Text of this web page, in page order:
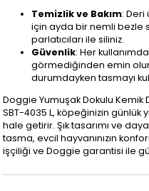
Temizlik ve Bakım: Deri
için ayda bir nemli bezle
parlatıcıları ile siliniz.
Güvenlik: Her
görmediğinden emin
durumdayken tasmayı
Doggie Yumuşak Dokulu Kemik
SBT-4035 L, köpeğinizin
hale getirir. Şık tasarımı ve
tasma, evcil hayvanınızın
işçiliği ve Doggie garantisi ile